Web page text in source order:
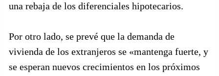
una rebaja de los diferenciales hipotecarios.
Por otro lado, se prevé que la demanda de
vivienda de los extranjeros se «mantenga fuerte, y
se esperan nuevos crecimientos en los próximos